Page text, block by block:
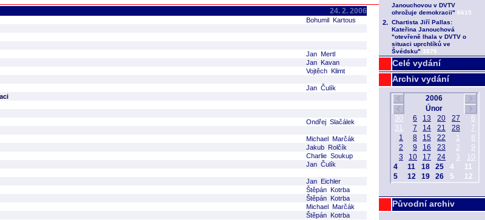
Celé vydání
Archiv vydání
Původní archiv
24. 2. 2006
Bohumil Kartous
Jan Mertl
Jan Kavan
Vojtěch Klimt
Jan Čulík
Ondřej Slačálek
Michael Marčák
Jakub Rolčík
Charlie Soukup
Jan Čulík
Jan Eichler
Štěpán Kotrba
Štěpán Kotrba
Michael Marčák
Štěpán Kotrba